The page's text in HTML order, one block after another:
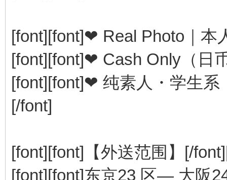
[font][font]❤ Real Photo｜本
[font][font]❤ Cash Only（日
[font][font]❤ 纯素人・学生系
[/font]
[font][font]【外送范围】[/
[font][font]东京23 区— 大阪